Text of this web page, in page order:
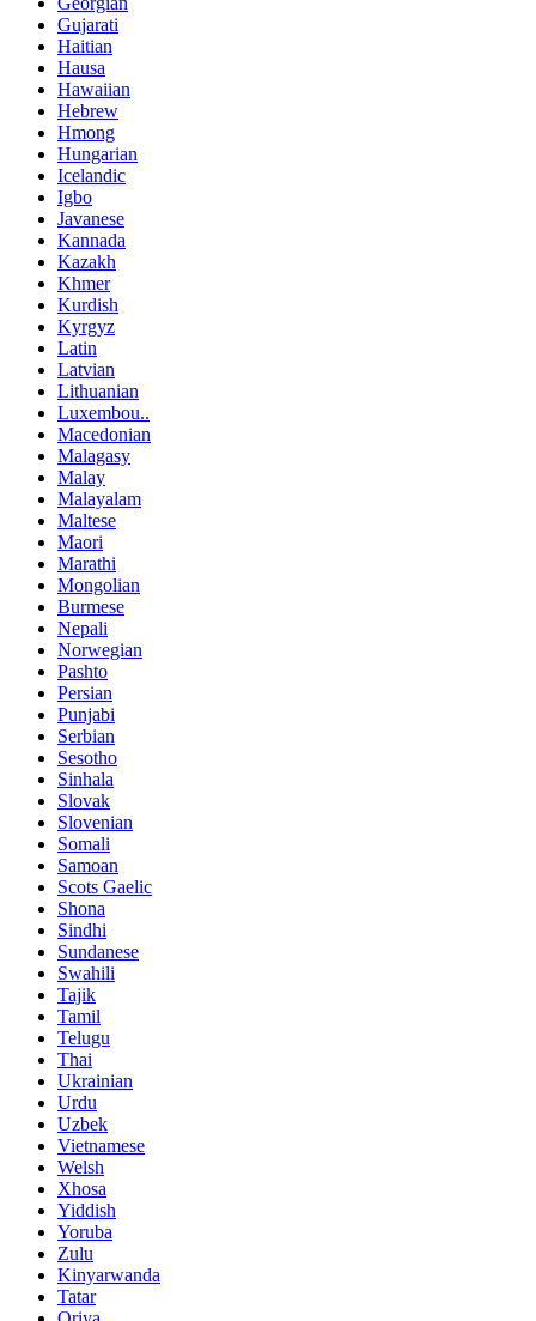
Gujarati
Haitian
Hausa
Hawaiian
Hebrew
Hmong
Hungarian
Icelandic
Igbo
Javanese
Kannada
Kazakh
Khmer
Kurdish
Kyrgyz
Latin
Latvian
Lithuanian
Luxembou..
Macedonian
Malagasy
Malay
Malayalam
Maltese
Maori
Marathi
Mongolian
Burmese
Nepali
Norwegian
Pashto
Persian
Punjabi
Serbian
Sesotho
Sinhala
Slovak
Slovenian
Somali
Samoan
Scots Gaelic
Shona
Sindhi
Sundanese
Swahili
Tajik
Tamil
Telugu
Thai
Ukrainian
Urdu
Uzbek
Vietnamese
Welsh
Xhosa
Yiddish
Yoruba
Zulu
Kinyarwanda
Tatar